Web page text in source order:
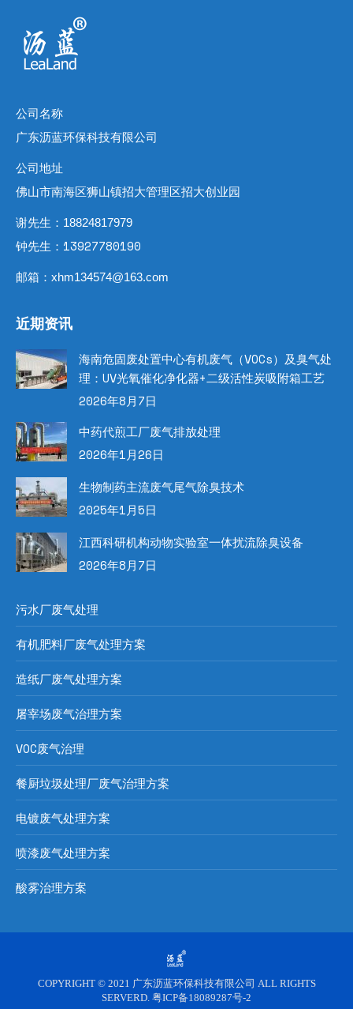
公司名称
广东沥蓝环保科技有限公司
公司地址
佛山市南海区狮山镇招大管理区招大创业园
谢先生：18824817979
钟先生：13927780190
邮箱：xhm134574@163.com
近期资讯
海南危固废处置中心有机废气（VOCs）及臭气处
理：UV光氧催化净化器+二级活性炭吸附箱工艺
2026年8月7日
中药代煎工厂废气排放处理
2026年1月26日
生物制药主流废气尾气除臭技术
2025年1月5日
江西科研机构动物实验室一体扰流除臭设备
2026年8月7日
污水厂废气处理
有机肥料厂废气处理方案
造纸厂废气处理方案
屠宰场废气治理方案
VOC废气治理
餐厨垃圾处理厂废气治理方案
电镀废气处理方案
喷漆废气处理方案
酸雾治理方案
COPYRIGHT © 2021 广东沥蓝环保科技有限公司 ALL RIGHTS
SERVERD. 粤ICP备18089287号-2